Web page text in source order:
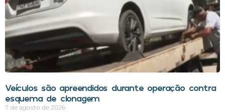
Veículos são apreendidos durante operação contra
esquema de clonagem
7 de agosto de 2026